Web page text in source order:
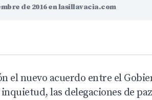
de 2016 en lasillavacia.com
el nuevo acuerdo entre el
las delegaciones de